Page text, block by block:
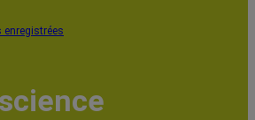
enregistrées